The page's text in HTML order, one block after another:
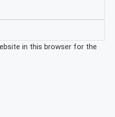
in this browser for the